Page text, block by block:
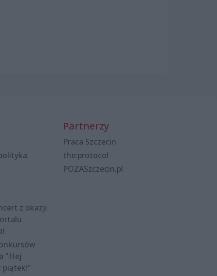
z okazji
"Hej
piątek!"
Partnerzy
Praca Szczecin
the:protocol
POZASzczecin.pl